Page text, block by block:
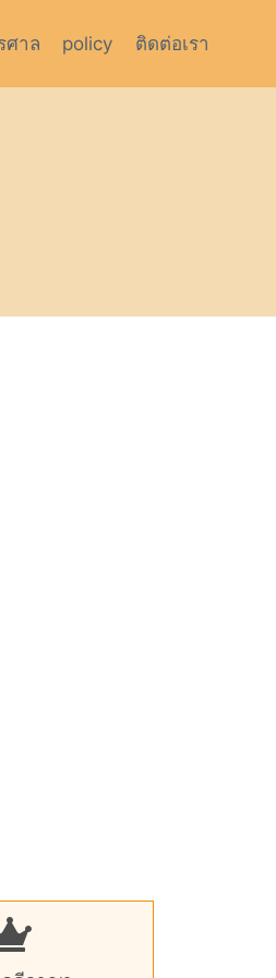
ศาล policy ติดต่อเรา